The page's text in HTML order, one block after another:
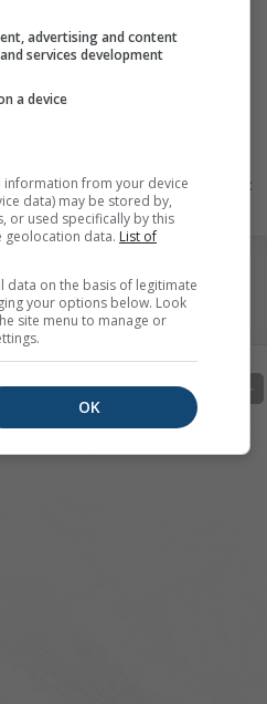
in 3 einfachen Grafiken:
+
advertising and content
services development
a device
from your device
data) may be stored by,
or used specifically by this
geolocation data. List of
data on the basis of legitimate
your options below. Look
site menu to manage or
OK